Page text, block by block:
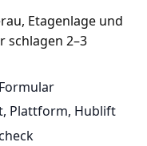
Etagenlage und
schlagen 2–3
Plattform, Hublift